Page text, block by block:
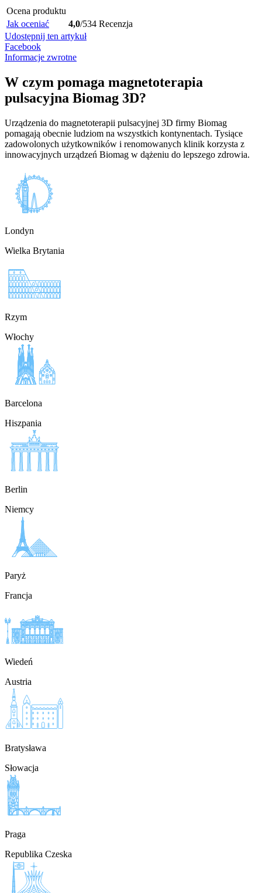
Ocena produktu
Jak oceniać
4,0/534 Recenzja
Udostępnij ten artykuł
Facebook
Informacje zwrotne
W czym pomaga magnetoterapia
pulsacyjna Biomag 3D?
Urządzenia do magnetoterapii pulsacyjnej 3D firmy Biomag
pomagają obecnie ludziom na wszystkich kontynentach. Tysiące
zadowolonych użytkowników i renomowanych klinik korzysta z
innowacyjnych urządzeń Biomag w dążeniu do lepszego zdrowia.
Londyn
Wielka Brytania
Rzym
Włochy
Barcelona
Hiszpania
Berlin
Niemcy
Paryż
Francja
Wiedeń
Austria
Bratysława
Słowacja
Praga
Republika Czeska